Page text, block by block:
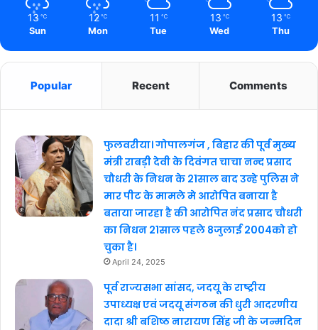
13 ℃
Sun
12 ℃
Mon
11 ℃
Tue
13 ℃
Wed
13 ℃
Thu
Popular Recent Comments
फुलवरीया। गोपालगंज , बिहार की पूर्व मुख्य
मंत्री राबड़ी देवी के दिवंगत चाचा नन्द प्रसाद
चौधरी के निधन के 21साल बाद उन्हे पुलिस ने
मार पीट के मामले मे आरोपित बनाया है
बताया जारहा है की आरोपित नंद प्रसाद चौधरी
का निधन 21साल पहले 8जुलाई 2004को हो
चुका है।
April 24, 2025
पूर्व राज्यसभा सांसद, जदयू के राष्ट्रीय
उपाध्यक्ष एवं जदयू संगठन की धुरी आदरणीय
दादा श्री बशिष्ठ नारायण सिंह जी के जन्मदिन